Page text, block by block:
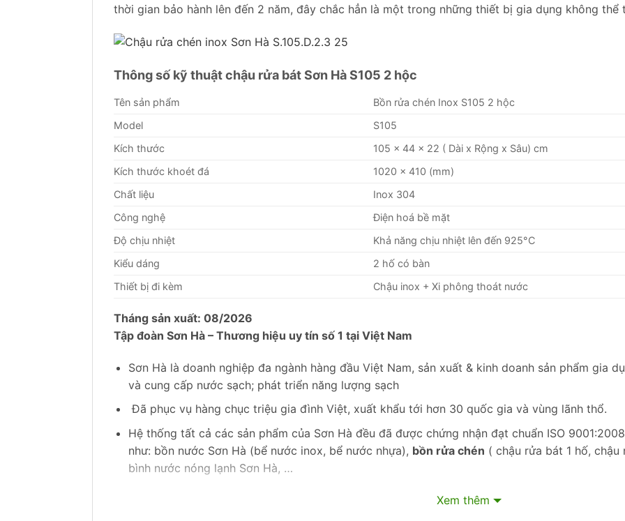
thời gian bảo hành lên đến 2 năm, đây chắc hẳn là một trong những thiết bị gia dụng không thể
Thông số kỹ thuật chậu rửa bát Sơn Hà S105 2 hộc
Tên sản phẩm
Bồn rửa chén Inox S105 2 hộc
Model
S105
Kích thước
105 x 44 x 22 ( Dài x Rộng x Sâu) cm
Kích thước khoét đá
1020 x 410 (mm)
Chất liệu
Inox 304
Công nghệ
Điện hoá bề mặt
Độ chịu nhiệt
Khả năng chịu nhiệt lên đến 925°C
Kiểu dáng
2 hố có bàn
Thiết bị đi kèm
Chậu inox + Xi phông thoát nước
Tháng sản xuất: 08/2026
Tập đoàn Sơn Hà – Thương hiệu uy tín số 1 tại Việt Nam
Sơn Hà là doanh nghiệp đa ngành hàng đầu Việt Nam, sản xuất & kinh doanh sản phẩm gia
và cung cấp nước sạch; phát triển năng lượng sạch
Đã phục vụ hàng chục triệu gia đình Việt, xuất khẩu tới hơn 30 quốc gia và vùng lãnh thổ.
Hệ thống tất cả các sản phẩm của Sơn Hà đều đã được chứng nhận đạt chuẩn ISO
như: bồn nước Sơn Hà (bể nước inox, bể nước nhựa), bồn rửa chén ( chậu rửa bát 1 hố,
bình nước nóng lạnh Sơn Hà, …
Vinh dự đạt chuẩn thương hiệu quốc gia và tự hào là doanh nghiệp Việt Nam duy nhất được
Xem thêm